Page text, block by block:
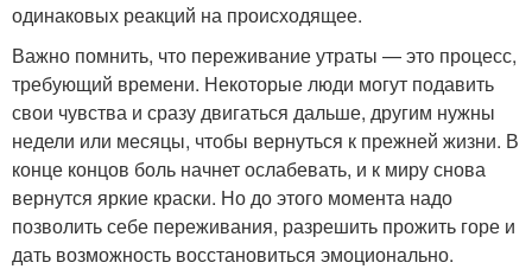
одинаковых реакций на происходящее.
Важно помнить, что переживание утраты — это процесс,
требующий времени. Некоторые люди могут подавить
свои чувства и сразу двигаться дальше, другим нужны
недели или месяцы, чтобы вернуться к прежней жизни. В
конце концов боль начнет ослабевать, и к миру снова
вернутся яркие краски. Но до этого момента надо
позволить себе переживания, разрешить прожить горе и
дать возможность восстановиться эмоционально.